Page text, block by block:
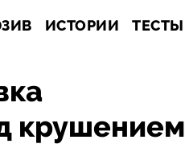
ИСТОРИИ ТЕСТЫ
крушением